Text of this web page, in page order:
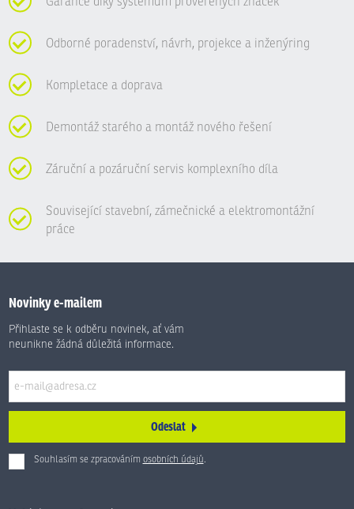
Odborné poradenství, návrh, projekce a inženýring
Kompletace a doprava
Demontáž starého a montáž nového řešení
Záruční a pozáruční servis komplexního díla
Související stavební, zámečnické a elektromontážní
práce
Novinky e-mailem
Přihlaste se k odběru novinek, ať vám
neunikne žádná důležitá informace.
Odeslat
Souhlasím se zpracováním osobních údajů.
Formulář